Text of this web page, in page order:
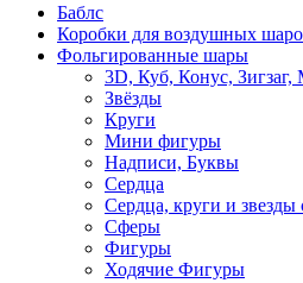
Баблс
Коробки для воздушных
Фольгированные шары
3D, Куб, Конус, Зигзаг,
Звёзды
Круги
Мини фигуры
Надписи, Буквы
Сердца
Сердца, круги и звезды
Сферы
Фигуры
Ходячие Фигуры